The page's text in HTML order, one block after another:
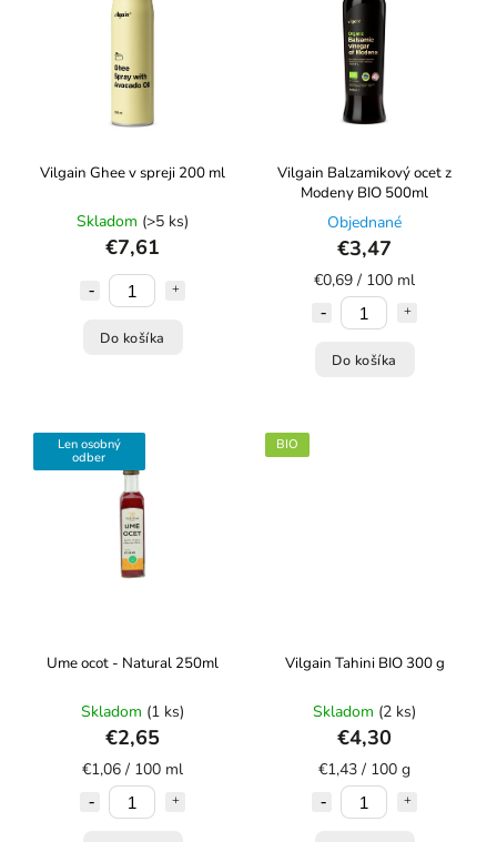
Vilgain Ghee v spreji 200 ml
Skladom (>5 ks)
€7,61
Do košíka
Vilgain Balzamikový ocet z
Modeny BIO 500ml
Objednané
€3,47
€0,69 / 100 ml
Do košíka
Len osobný
odber
Ume ocot - Natural 250ml
Skladom (1 ks)
€2,65
€1,06 / 100 ml
BIO
Vilgain Tahini BIO 300 g
Skladom (2 ks)
€4,30
€1,43 / 100 g